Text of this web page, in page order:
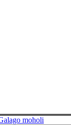
moholi